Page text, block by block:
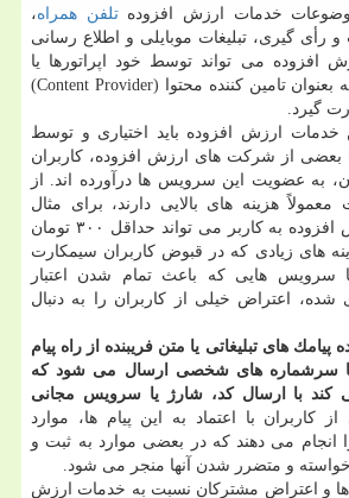
خدمات ارزش افزودهتلفن همراه،
رأی گیری، تبلیغات موبایلی و اطلاع رسانی
می تواند توسط خود اپراتورها یا
توسط شركای ثالثی كه بعنوان تامین كننده محتوا (Content Provider)
گیرد.
خدمات ارزش افزوده باید اختیاری و توسط
بعضی از شركت های ارزش افزوده، كاربران
به عضویت این سرویس ها درآورده اند. از
هزینه های بالایی دارند، برای مثال
ارسال یك پیامك ارزش افزوده به كاربر می تواند حداقل ۳۰۰ تومان
های زیادی كه در قبوض كاربران سیمكارت
سرویس هایی كه باعث تمام شدن اعتبار
شده، اعتراض خیلی از كاربران را به دنبال
های تبلیغاتی یا متن فریبنده از راه پیام
سرشماره های شخصی ارسال می شود كه
كند با ارسال كد، شارژ یا سرویس مجانی
كاربران با اعتماد به این پیام ها، موارد
انجام می دهند كه در بعضی موارد به ثبت و
و متضرر شدن آنها منجر می شود.
ها و اعتراض مشتركان نسبت به خدمات ارزش